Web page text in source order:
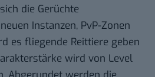
die Gerüchte
Instanzen, PvP-Zonen
es fliegende Reittiere geben
wird von Level